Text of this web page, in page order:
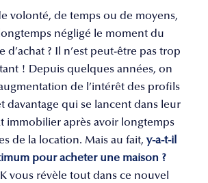
volonté, de temps ou de moyens,
négligé le moment du
d’achat ? Il n’est peut-être pas trop
! Depuis quelques années, on
de l’intérêt des profils
davantage qui se lancent dans leur
immobilier après avoir longtemps
de la location. Mais au fait, y-a-t-il
pour acheter une maison ?
vous révèle tout dans ce nouvel